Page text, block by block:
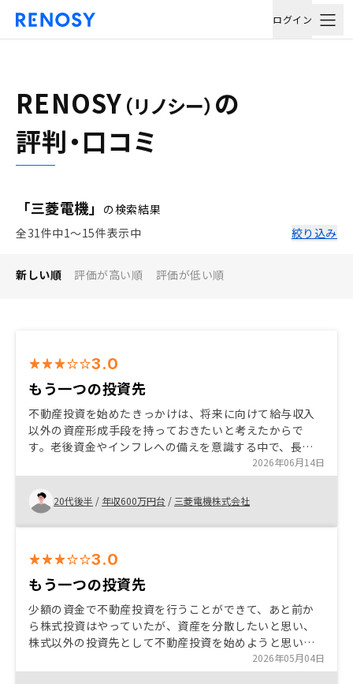
ログイン
RENOSY （リノシー） の
評判・口コミ
「三菱電機」 の検索結果
全31件中1〜15件表示中
絞り込み
新しい順 評価が高い順 評価が低い順
3.0
もう一つの投資先
不動産投資を始めたきっかけは、将来に向けて給与収入
以外の資産形成手段を持っておきたいと考えたからで
す。老後資金やインフレへの備えを意識する中で、長期
的に安定運用しやすい点に魅力を感じました。RENOSY
での購入を決めた理由は、担当者の説明が分かりやす
く、物件選定の根拠やリスク面まで丁寧に案内してもら
えたためです。これから購入を検討される方には、利回
りだけでなく、立地や管理体制、将来の出口戦略まで含
2026年06月14日
20代後半 / 年収600万円台 / 三菱電機株式会社
3.0
もう一つの投資先
少額の資金で不動産投資を行うことができて、あと前か
ら株式投資はやっていたが、資産を分散したいと思い、
株式以外の投資先として不動産投資を始めようと思いま
した。RENOSYはとても説明が丁寧でわかりやすいので
お勧めです。
2026年05月04日